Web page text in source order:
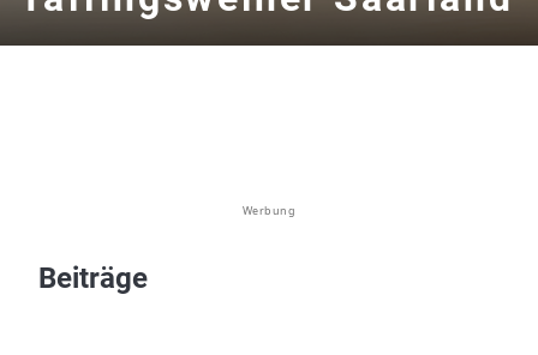
Werbung
Beiträge